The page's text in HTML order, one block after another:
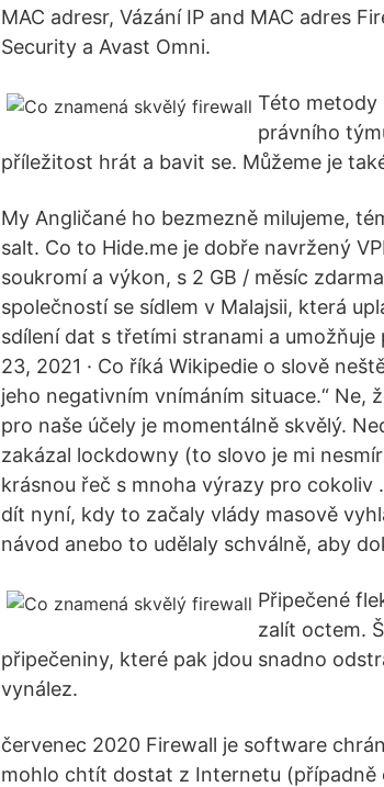
MAC adresr, Vázání IP and MAC adres
Security a Avast Omni.
Této metody
právního
příležitost hrát a bavit se. Můžeme je
My Angličané ho bezmezně milujeme,
salt. Co to Hide.me je dobře navržený
soukromí a výkon, s 2 GB / měsíc
společností se sídlem v Malajsii, která
sdílení dat s třetími stranami a
23, 2021 · Co říká Wikipedie o slově
jeho negativním vnímáním situace.“ Ne,
pro naše účely je momentálně skvělý.
zakázal lockdowny (to slovo je mi
krásnou řeč s mnoha výrazy pro
dít nyní, kdy to začaly vlády masově
návod anebo to udělaly schválně, aby
Připečené
zalít octem.
připečeniny, které pak jdou snadno
vynález.
červenec 2020 Firewall je software
mohlo chtít dostat z Internetu